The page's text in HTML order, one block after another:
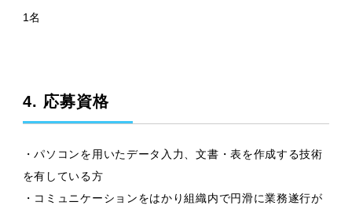
1名
4. 応募資格
・パソコンを用いたデータ入力、文書・表を作成する技術
を有している方
・コミュニケーションをはかり組織内で円滑に業務遂行が